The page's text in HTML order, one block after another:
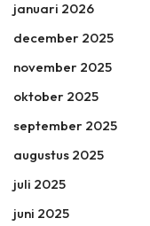
januari 2026
december 2025
november 2025
oktober 2025
september 2025
augustus 2025
juli 2025
juni 2025